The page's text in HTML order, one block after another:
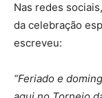
Nas redes
da celebração
escreveu:
“Feriado e